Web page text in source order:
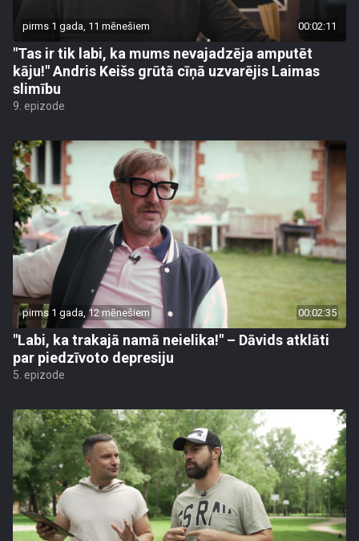
pirms 1 gada, 11 mēnešiem 00:02:11
"Tas ir tik labi, ka mums nevajadzēja amputēt
kāju!" Andris Keišs grūtā cīņā uzvarējis Laimas
slimību
9. epizode
pirms 1 gada, 12 mēnešiem 00:02:35
"Labi, ka trakajā namā neielika!" – Dāvids atklāti
par piedzīvoto depresiju
5. epizode